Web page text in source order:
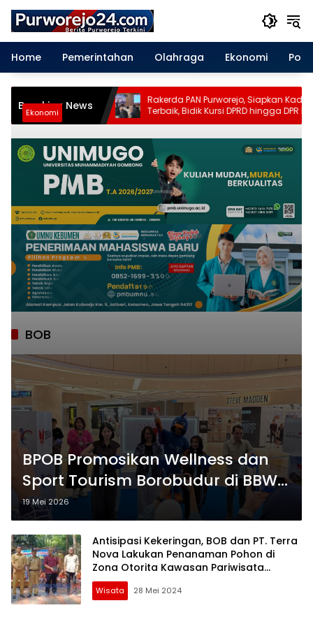
Langsung
konten
Home
Pemerintahan Olahraga Ekonomi
Breaking News
Rakerda PAN Purworejo, Siapkan Kader
Terbaik, Bidik Kursi DPRD hingga DPR RI
pada Pemilu 2029
BOB
Ekonomi
BPOB Promosikan Wellness dan
Sport Tourism Borobudur di BBWI
Travel Fair 2026
19 Mei 2026
Antisipasi Kekeringan, BOB dan PT. Terra
Nova Lakukan Penanaman Pohon di
Zona Otorita Kawasan Pariwisata
Borobudur
Wisata 28 Mei 2024